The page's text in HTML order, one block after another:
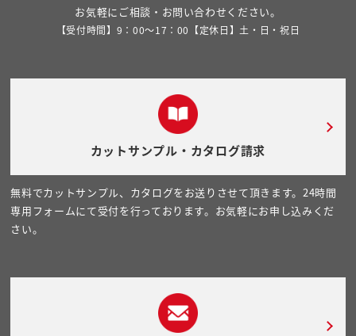
お気軽にご相談・お問い合わせください。
【受付時間】9：00～17：00【定休日】土・日・祝日
カットサンプル・カタログ請求
無料でカットサンプル、カタログをお送りさせて頂きます。24時間
専用フォームにて受付を行っております。お気軽にお申し込みくだ
さい。